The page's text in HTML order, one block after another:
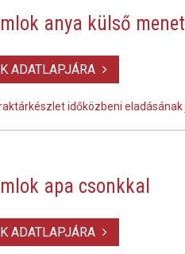
anya külső
ADATLAPJÁRA
időközbeni
apa csonkkal
ADATLAPJÁRA